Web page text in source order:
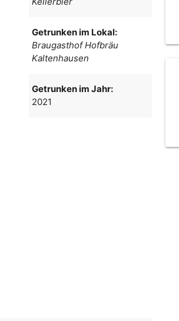
Getrunken im Lokal:
Braugasthof Hofbräu
Kaltenhausen
Getrunken im Jahr:
2021